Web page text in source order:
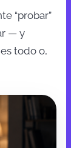
“probar”
— y
todo o,